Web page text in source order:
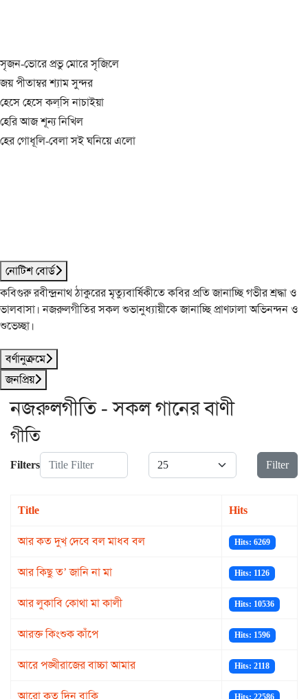
সৃজন-ভোরে প্রভু মোরে সৃজিলে
জয় পীতাম্বর শ্যাম সুন্দর
হেসে হেসে কল্‌সি নাচাইয়া
হেরি আজ শূন্য নিখিল
হের গোধূলি-বেলা সই ঘনিয়ে এলো
নোটিশ বোর্ড
কবিগুরু রবীন্দ্রনাথ ঠাকুরের মৃত্যুবার্ষিকীতে কবির প্রতি জানাচ্ছি গভীর শ্রদ্ধা ও
ভালবাসা। নজরুলগীতির সকল শুভানুধ্যায়ীকে জানাচ্ছি প্রাণঢালা অভিনন্দন ও
শুভেচ্ছা।
বর্ণানুক্রমে
জনপ্রিয়
নজরুলগীতি - সকল গানের বাণী
গীতি
FiltersTitle Filter Display # Filter
Title Hits
আর কত দুখ্ দেবে বল মাধব বল Hits: 6269
আর কিছু ত’ জানি না মা Hits: 1126
আর লুকাবি কোথা মা কালী Hits: 10536
আরক্ত কিংশুক কাঁপে Hits: 1596
আরে পঙ্খীরাজের বাচ্চা আমার Hits: 2118